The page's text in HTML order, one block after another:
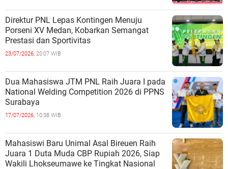
Direktur PNL Lepas Kontingen Menuju
Porseni XV Medan, Kobarkan Semangat
Prestasi dan Sportivitas
23/07/2026, 20:07 WIB
Dua Mahasiswa JTM PNL Raih Juara I pada
National Welding Competition 2026 di PPNS
Surabaya
17/07/2026, 10:38 WIB
Mahasiswi Baru Unimal Asal Bireuen Raih
Juara 1 Duta Muda CBP Rupiah 2026, Siap
Wakili Lhokseumawe ke Tingkat Nasional